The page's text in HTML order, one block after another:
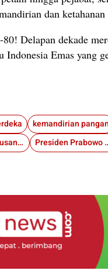
dan
Delapan dekade
Indonesia Emas yang
kemandirian
Patriot Bela Nusantara Presiden